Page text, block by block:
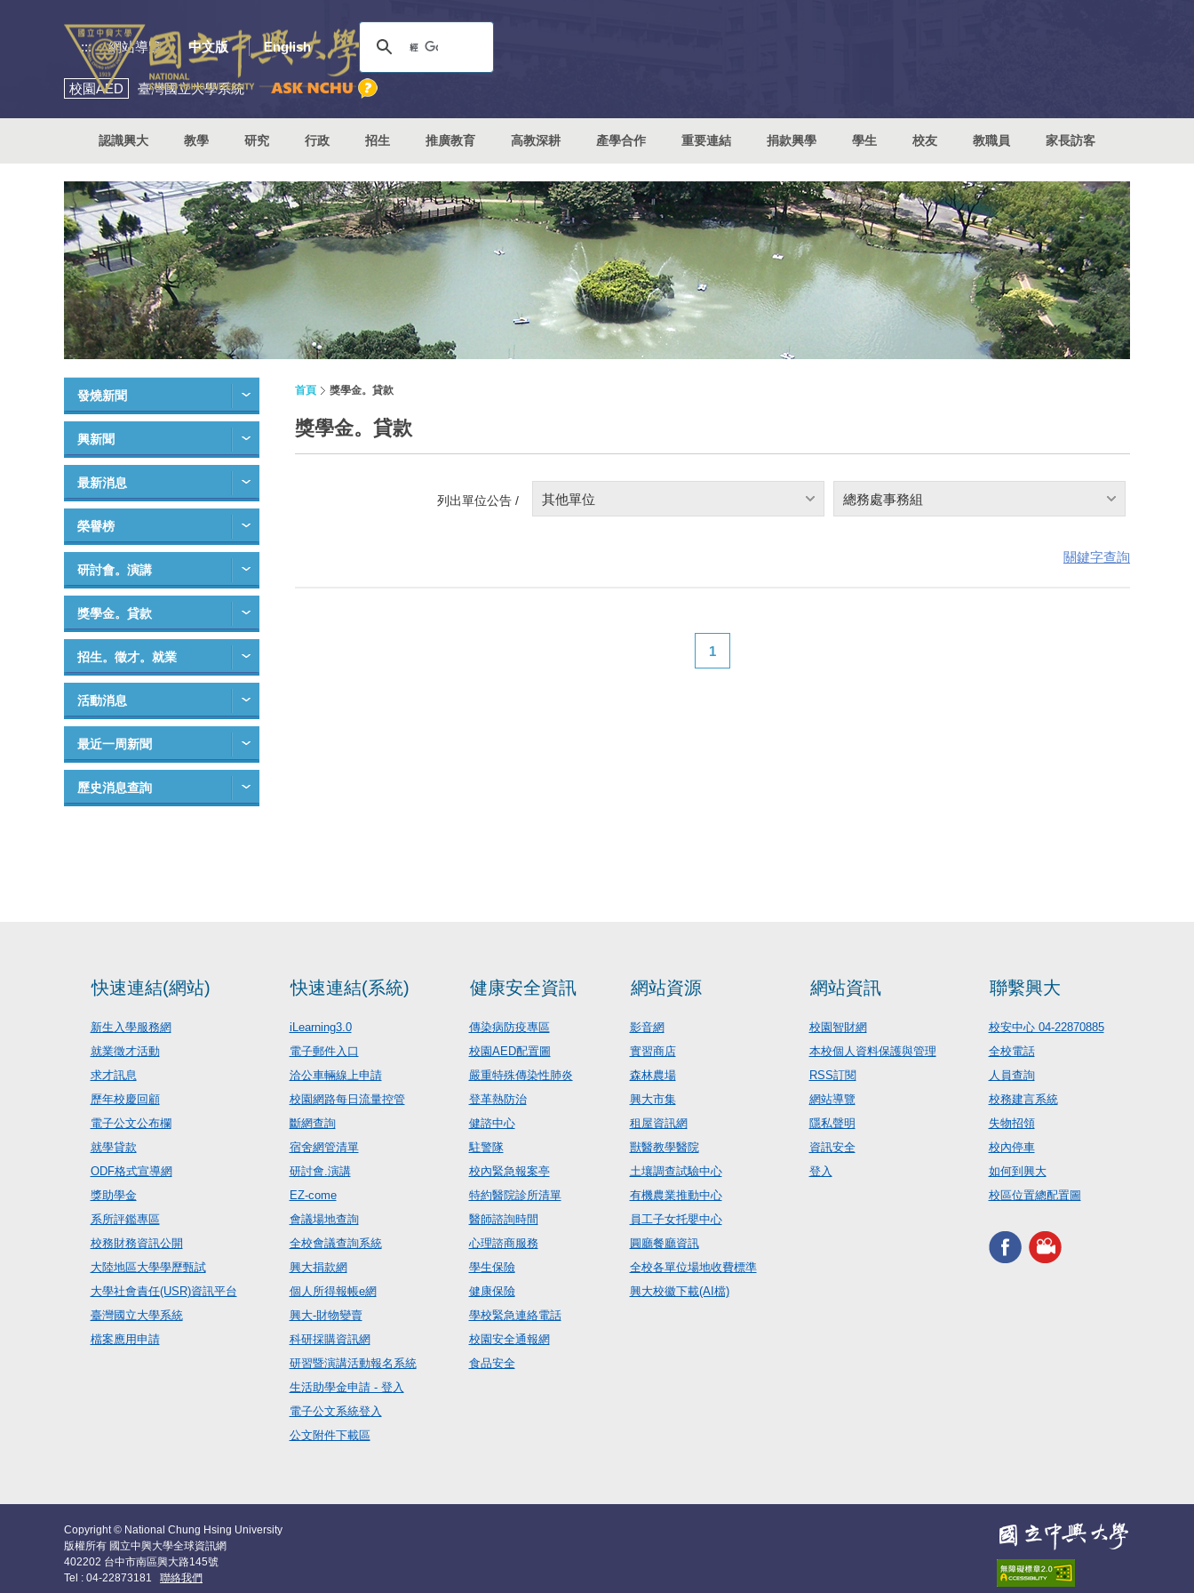
::: 網站導覽 中文版 English
校園AED 臺灣國立大學系統
認識興大 教學 研究 行政 招生 推廣教育 高教深耕 產學合作 重要連結 捐款興學 學生 校友 教職員 家長訪客
發燒新聞
興新聞
最新消息
榮譽榜
研討會。演講
獎學金。貸款
招生。徵才。就業
活動消息
最近一周新聞
歷史消息查詢
首頁 獎學金。貸款
獎學金。貸款
列出單位公告 / 其他單位 總務處事務組
關鍵字查詢
1
快速連結(網站)
新生入學服務網
就業徵才活動
求才訊息
歷年校慶回顧
電子公文公布欄
就學貸款
ODF格式宣導網
獎助學金
系所評鑑專區
校務財務資訊公開
大陸地區大學學歷甄試
大學社會責任(USR)資訊平台
臺灣國立大學系統
檔案應用申請
快速連結(系統)
iLearning3.0
電子郵件入口
洽公車輛線上申請
校園網路每日流量控管
斷網查詢
宿舍網管清單
研討會.演講
EZ-come
會議場地查詢
全校會議查詢系統
興大捐款網
個人所得報帳e網
興大-財物變賣
科研採購資訊網
研習暨演講活動報名系統
生活助學金申請 - 登入
電子公文系統登入
公文附件下載區
健康安全資訊
傳染病防疫專區
校園AED配置圖
嚴重特殊傳染性肺炎
登革熱防治
健諮中心
駐警隊
校內緊急報案亭
特約醫院診所清單
醫師諮詢時間
心理諮商服務
學生保險
健康保險
學校緊急連絡電話
校園安全通報網
食品安全
網站資源
影音網
實習商店
森林農場
興大市集
租屋資訊網
獸醫教學醫院
土壤調查試驗中心
有機農業推動中心
員工子女托嬰中心
圓廳餐廳資訊
全校各單位場地收費標準
興大校徽下載(AI檔)
網站資訊
校園智財網
本校個人資料保護與管理
RSS訂閱
網站導覽
隱私聲明
資訊安全
登入
聯繫興大
校安中心 04-22870885
全校電話
人員查詢
校務建言系統
失物招領
校內停車
如何到興大
校區位置總配置圖
Copyright © National Chung Hsing University
版權所有 國立中興大學全球資訊網
402202 台中市南區興大路145號
Tel : 04-22873181 聯絡我們